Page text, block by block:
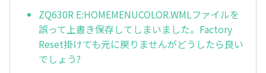
ZQ630R E:HOMEMENUCOLOR.WMLファイルを
誤って上書き保存してしまいました。Factory
Reset掛けても元に戻りませんがどうしたら良い
でしょう?